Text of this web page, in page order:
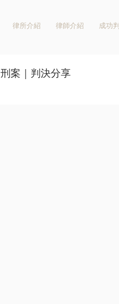
律所介紹 律師介紹 成功
刑案｜判決分享